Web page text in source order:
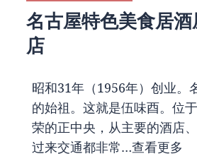
名古屋特色美食居
店
昭和31年（1956年）创业。
的始祖。这就是伍味酉。位
荣的正中央，从主要的酒店
过来交通都非常…查看更多